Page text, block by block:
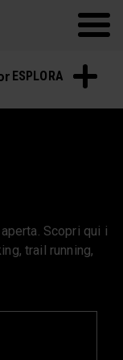
Polar Flow
ESPLORA
Scopri qui i
trail running,